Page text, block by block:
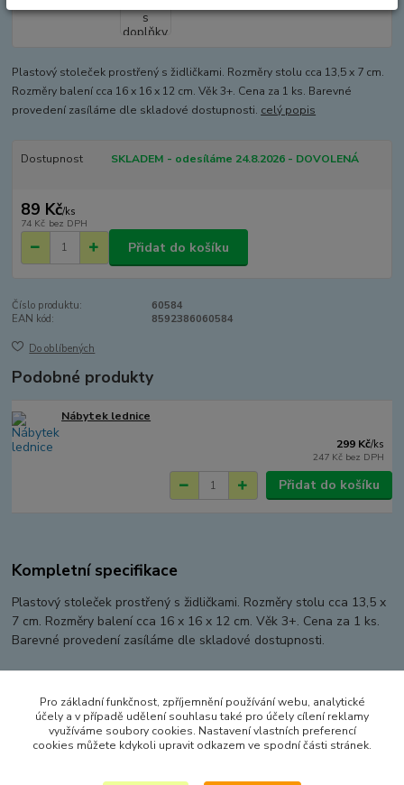
Plastový stoleček prostřený s židličkami. Rozměry stolu cca 13,5 x 7 cm.
Rozměry balení cca 16 x 16 x 12 cm. Věk 3+. Cena za 1 ks. Barevné
provedení zasíláme dle skladové dostupnosti. celý popis
Dostupnost SKLADEM - odesíláme 24.8.2026 - DOVOLENÁ
89 Kč/ks
74 Kč bez DPH
Přidat do košíku
Číslo produktu:
60584
EAN kód:
8592386060584
Do oblíbených
Podobné produkty
Nábytek lednice
299 Kč/ks
247 Kč bez DPH
Přidat do košíku
Kompletní specifikace
Plastový stoleček prostřený s židličkami. Rozměry stolu cca 13,5 x
7 cm. Rozměry balení cca 16 x 16 x 12 cm. Věk 3+. Cena za 1 ks.
Barevné provedení zasíláme dle skladové dostupnosti.
Zboží zařazeno v kategoriích
PANENKY, DOPLŇKY K PANENKÁM
Pro základní funkčnost, zpříjemnění používání webu, analytické
účely a v případě udělení souhlasu také pro účely cílení reklamy
využíváme soubory cookies. Nastavení vlastních preferencí
cookies můžete kdykoli upravit odkazem ve spodní části stránek.